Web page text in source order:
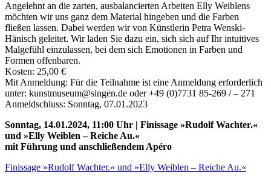
Harald Schwiers
Angelehnt an die zarten, ausbalancierten Arbeiten Elly Weiblens
möchten wir uns ganz dem Material hingeben und die Farben
fließen lassen. Dabei werden wir von Künstlerin Petra Wenski-
Hänisch geleitet. Wir laden Sie dazu ein, sich sich auf Ihr intuitives
Malgefühl einzulassen, bei dem sich Emotionen in Farben und
Formen offenbaren.
Kosten: 25,00 €
Mit Anmeldung: Für die Teilnahme ist eine Anmeldung erforderlich
unter: kunstmuseum@singen.de oder +49 (0)7731 85-269 / – 271
Anmeldschluss: Sonntag, 07.01.2023
Sonntag, 14.01.2024, 11:00 Uhr | Finissage »Rudolf Wachter.«
und »Elly Weiblen – Reiche Au.«
mit Führung und anschließendem Apéro
Finissage »Rudolf Wachter.« und »Elly Weiblen – Reiche Au.«